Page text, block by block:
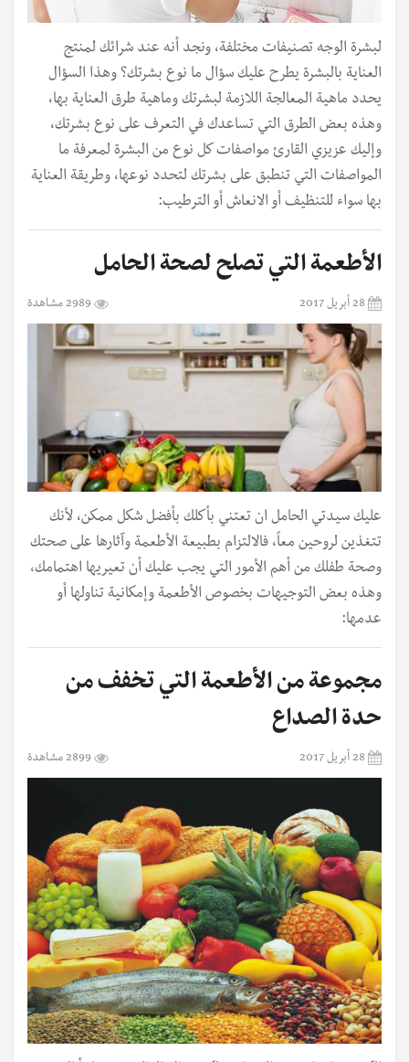
لبشرة الوجه تصنيفات مختلفة، ونجد أنه عند شرائك لمنتج
العناية بالبشرة يطرح عليك سؤال ما نوع بشرتك؟ وهذا السؤال
يحدد ماهية المعالجة اللازمة لبشرتك وماهية طرق العناية بها،
وهذه بعض الطرق التي تساعدك في التعرف على نوع بشرتك،
وإليك عزيزي القارئ مواصفات كل نوع من البشرة لمعرفة ما
المواصفات التي تنطبق على بشرتك لتحدد نوعها، وطريقة العناية
بها سواء للتنظيف أو الانعاش أو الترطيب:
الأطعمة التي تصلح لصحة الحامل
28 أبريل 2017 2989 مشاهدة
عليك سيدتي الحامل ان تعتني بأكلك بأفضل شكل ممكن، لأنك
تتغذين لروحين معاً، فالالتزام بطبيعة الأطعمة وآثارها على صحتك
وصحة طفلك من أهم الأمور التي يجب عليك أن تعيريها اهتمامك،
وهذه بعض التوجيهات بخصوص الأطعمة وإمكانية تناولها أو
عدمها:
مجموعة من الأطعمة التي تخفف من
حدة الصداع
28 أبريل 2017 2899 مشاهدة